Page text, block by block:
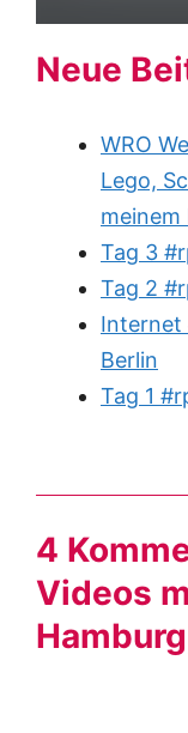
Neue
WRO
Lego,
meinem
Tag 3
Tag 2
Internet
Berlin
Tag 1
4
Videos